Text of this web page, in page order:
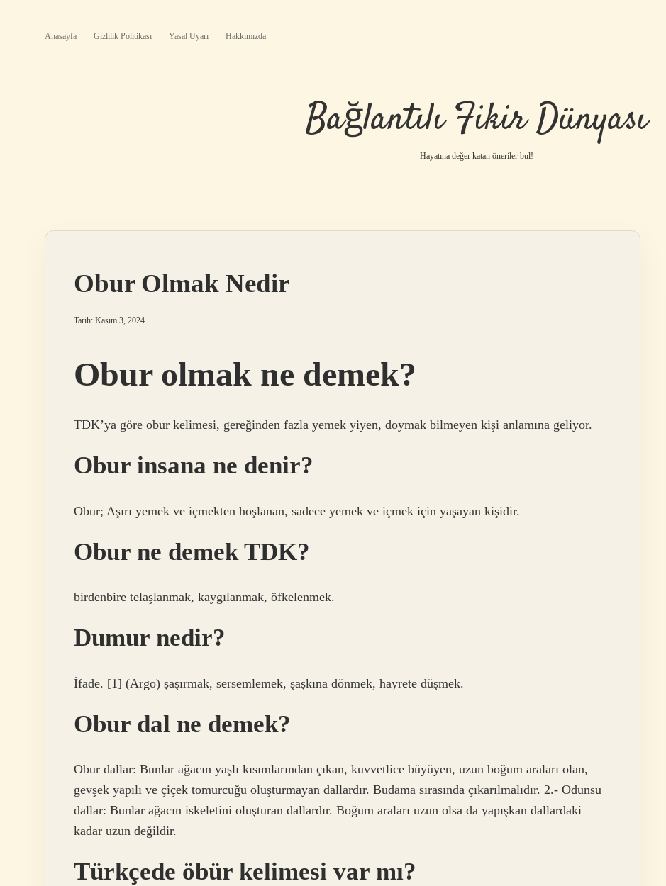
Anasayfa Gizlilik Politikası Yasal Uyarı Hakkımızda
Bağlantılı Fikir Dünyası
Hayatına değer katan öneriler bul!
Obur Olmak Nedir
Tarih: Kasım 3, 2024
Obur olmak ne demek?
TDK’ya göre obur kelimesi, gereğinden fazla yemek yiyen, doymak bilmeyen kişi anlamına geliyor.
Obur insana ne denir?
Obur; Aşırı yemek ve içmekten hoşlanan, sadece yemek ve içmek için yaşayan kişidir.
Obur ne demek TDK?
birdenbire telaşlanmak, kaygılanmak, öfkelenmek.
Dumur nedir?
İfade. [1] (Argo) şaşırmak, sersemlemek, şaşkına dönmek, hayrete düşmek.
Obur dal ne demek?
Obur dallar: Bunlar ağacın yaşlı kısımlarından çıkan, kuvvetlice büyüyen, uzun boğum araları olan,
gevşek yapılı ve çiçek tomurcuğu oluşturmayan dallardır. Budama sırasında çıkarılmalıdır. 2.- Odunsu
dallar: Bunlar ağacın iskeletini oluşturan dallardır. Boğum araları uzun olsa da yapışkan dallardaki
kadar uzun değildir.
Türkçede öbür kelimesi var mı?